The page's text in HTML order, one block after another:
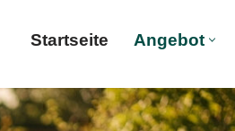
Startseite Angebot
Startseite Angebot